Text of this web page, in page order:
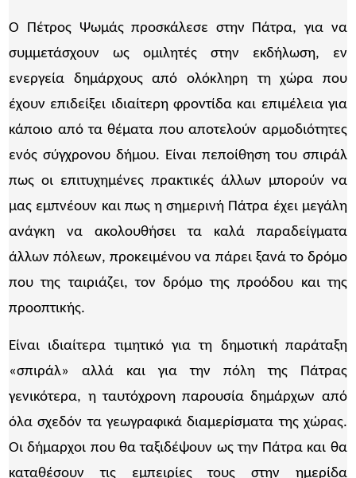
Ο Πέτρος Ψωμάς προσκάλεσε στην Πάτρα, για να
συμμετάσχουν ως ομιλητές στην εκδήλωση, εν
ενεργεία δημάρχους από ολόκληρη τη χώρα που
έχουν επιδείξει ιδιαίτερη φροντίδα και επιμέλεια για
κάποιο από τα θέματα που αποτελούν αρμοδιότητες
ενός σύγχρονου δήμου. Είναι πεποίθηση του σπιράλ
πως οι επιτυχημένες πρακτικές άλλων μπορούν να
μας εμπνέουν και πως η σημερινή Πάτρα έχει μεγάλη
ανάγκη να ακολουθήσει τα καλά παραδείγματα
άλλων πόλεων, προκειμένου να πάρει ξανά το δρόμο
που της ταιριάζει, τον δρόμο της προόδου και της
προοπτικής.
Είναι ιδιαίτερα τιμητικό για τη δημοτική παράταξη
«σπιράλ» αλλά και για την πόλη της Πάτρας
γενικότερα, η ταυτόχρονη παρουσία δημάρχων από
όλα σχεδόν τα γεωγραφικά διαμερίσματα της χώρας.
Οι δήμαρχοι που θα ταξιδέψουν ως την Πάτρα και θα
καταθέσουν τις εμπειρίες τους στην ημερίδα